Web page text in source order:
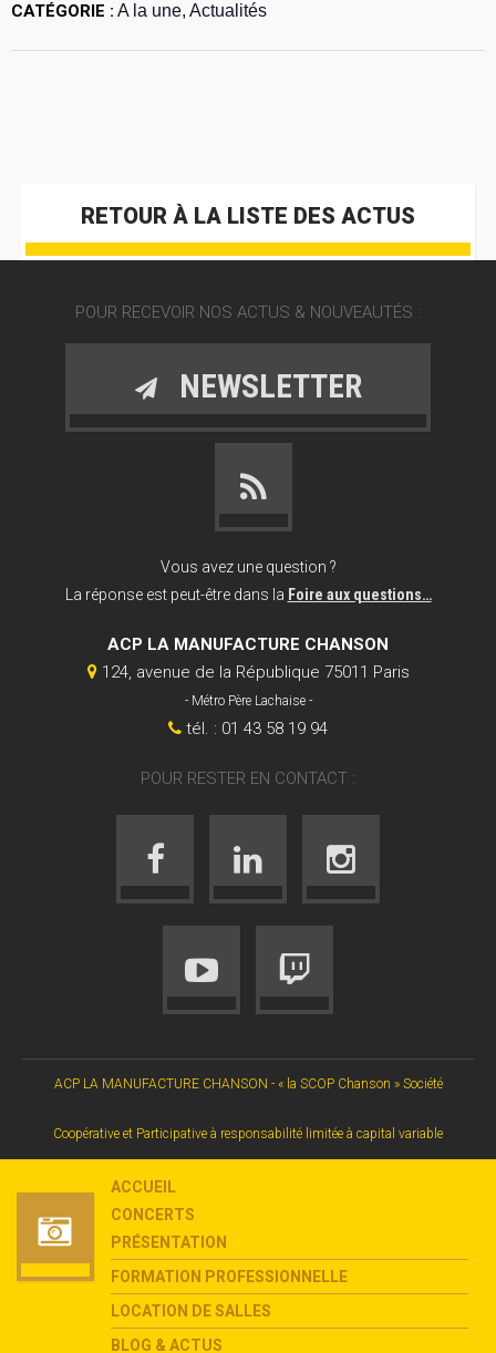
CATÉGORIE : A la une, Actualités
RETOUR À LA LISTE DES ACTUS
POUR RECEVOIR NOS ACTUS & NOUVEAUTÉS :
NEWSLETTER
Vous avez une question ?
La réponse est peut-être dans la Foire aux questions…
ACP LA MANUFACTURE CHANSON
124, avenue de la République 75011 Paris
- Métro Père Lachaise -
tél. : 01 43 58 19 94
POUR RESTER EN CONTACT :
ACP LA MANUFACTURE CHANSON - « la SCOP Chanson » Société
Coopérative et Participative à responsabilité limitée à capital variable
ACCUEIL
CONCERTS
PRÉSENTATION
FORMATION PROFESSIONNELLE
LOCATION DE SALLES
BLOG & ACTUS